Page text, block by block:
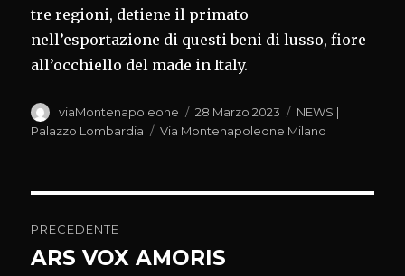
tre regioni, detiene il primato
nell’esportazione di questi beni di lusso, fiore
all’occhiello del made in Italy.
Autore
viaMontenapoleone
Pubblicato
il
28 Marzo 2023 Categorie
NEWS |
Palazzo Lombardia
Tag
Via Montenapoleone Milano
articoli
PRECEDENTE
Articolo
ARS VOX AMORIS